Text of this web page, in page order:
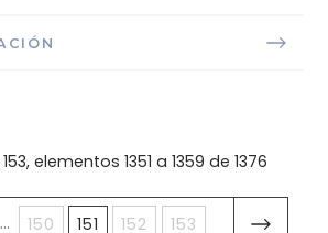
elementos 1351 a 1359 de 1376
... 150 151 152 153